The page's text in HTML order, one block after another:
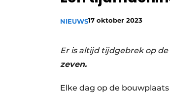
NIEUWS17 oktober 2023
Er is altijd tijdgebrek op
zeven.
Elke dag op de